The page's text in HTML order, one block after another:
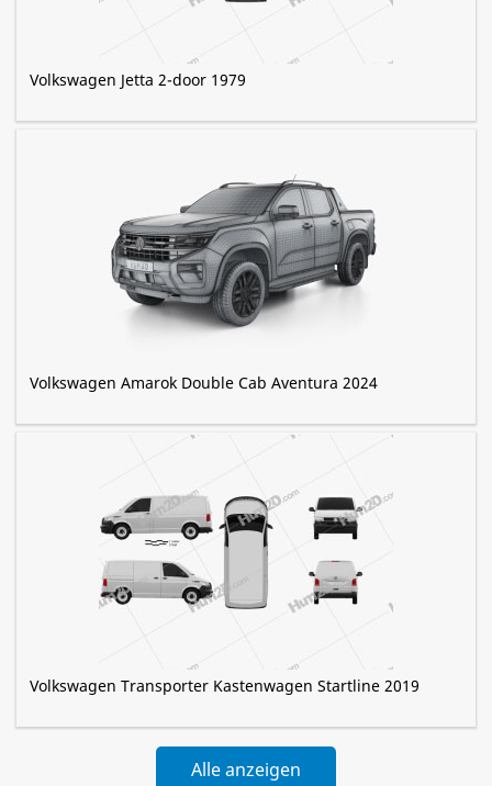
Volkswagen Jetta 2-door 1979
Volkswagen Amarok Double Cab Aventura 2024
Volkswagen Transporter Kastenwagen Startline 2019
Alle anzeigen